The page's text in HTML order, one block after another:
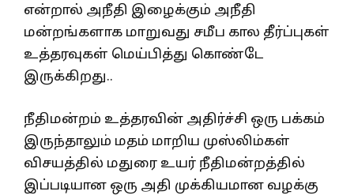
என்றால் அநீதி இழைக்கும் அநீதி
மன்றங்களாக மாறுவது சமீப கால தீர்ப்புகள்
உத்தரவுகள் மெய்பித்து கொண்டே
இருக்கிறது..
நீதிமன்றம் உத்தரவின் அதிர்ச்சி ஒரு பக்கம்
இருந்தாலும் மதம் மாறிய முஸ்லிம்கள்
விசயத்தில் மதுரை உயர் நீதிமன்றத்தில்
இப்படியான ஒரு அதி முக்கியமான வழக்கு